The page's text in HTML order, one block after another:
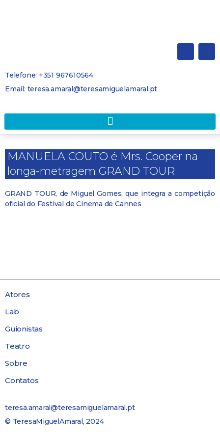
Telefone: +351 967610564
Email: teresa.amaral@teresamiguelamaral.pt
MANUELA COUTO é Mrs. Cooper na
longa-metragem GRAND TOUR
GRAND TOUR, de Miguel Gomes, que integra a competição
oficial do Festival de Cinema de Cannes
Atores
Lab
Guionistas
Teatro
Sobre
Contatos
teresa.amaral@teresamiguelamaral.pt
© TeresaMiguelAmaral, 2024